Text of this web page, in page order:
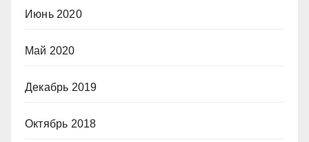
Июнь 2020
Май 2020
Декабрь 2019
Октябрь 2018